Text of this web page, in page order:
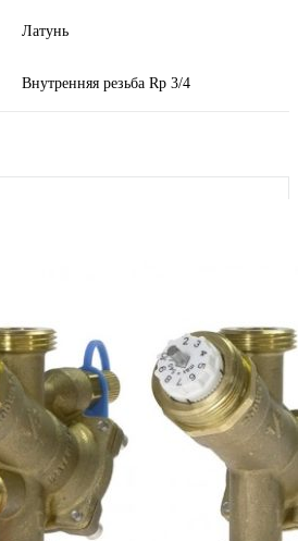
Латунь
Внутренняя резьба Rp 3/4